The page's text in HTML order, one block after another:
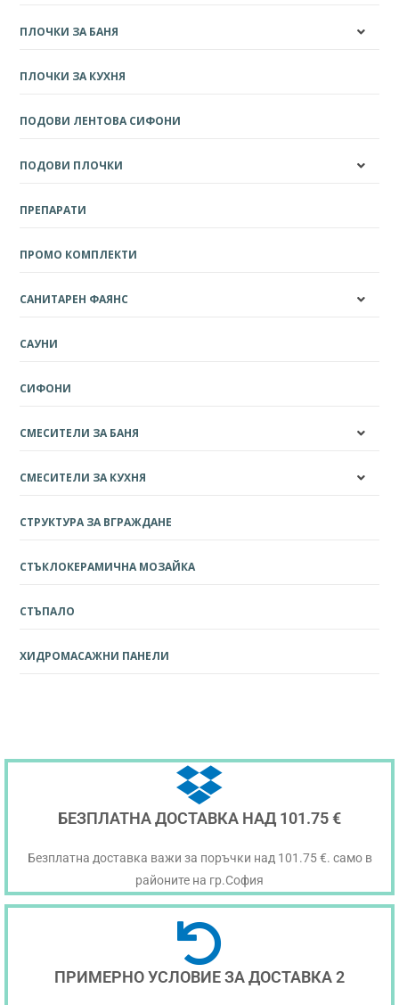
ПЛОЧКИ ЗА БАНЯ
ПЛОЧКИ ЗА КУХНЯ
ПОДОВИ ЛЕНТОВА СИФОНИ
ПОДОВИ ПЛОЧКИ
ПРЕПАРАТИ
ПРОМО КОМПЛЕКТИ
САНИТАРЕН ФАЯНС
САУНИ
СИФОНИ
СМЕСИТЕЛИ ЗА БАНЯ
СМЕСИТЕЛИ ЗА КУХНЯ
СТРУКТУРА ЗА ВГРАЖДАНЕ
СТЪКЛОКЕРАМИЧНА МОЗАЙКА
СТЪПАЛО
ХИДРОМАСАЖНИ ПАНЕЛИ
БЕЗПЛАТНА ДОСТАВКА НАД 101.75 €
Безплатна доставка важи за поръчки над 101.75 €. само в
районите на гр.София
ПРИМЕРНО УСЛОВИЕ ЗА ДОСТАВКА 2